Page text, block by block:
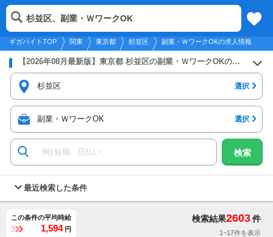
2026年8月9日更新
関東
メニュー
ギガバイトTOP 関東 東京都 杉並区 副業・ＷワークOKの求人情報
杉並区、副業・ＷワークOK
【2026年08月最新版】東京都 杉並区の副業・ＷワークOKのバイト・アルバイト・パートの求人募集情報
杉並区 選択
副業・ＷワークOK 選択
検索
最近検索した条件
この条件の平均時給
1,594 円
検索結果2603件
1~17件を表示